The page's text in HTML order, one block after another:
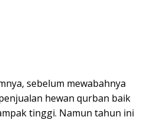
sebelum mewabahnya
hewan qurban baik
tinggi. Namun tahun ini